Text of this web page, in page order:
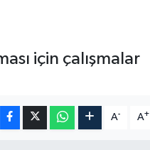
için çalışmalar
A- A+